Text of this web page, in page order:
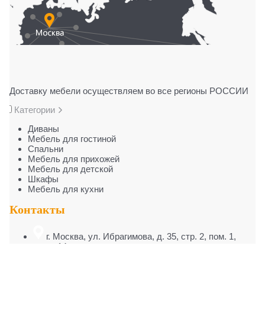
Доставку мебели осуществляем во все регионы РОССИИ
Категории
Диваны
Мебель для гостиной
Cпальни
Мебель для прихожей
Мебель для детской
Шкафы
Мебель для кухни
Контакты
г. Москва, ул. Ибрагимова, д. 35, стр. 2, пом. 1,
комн. 14